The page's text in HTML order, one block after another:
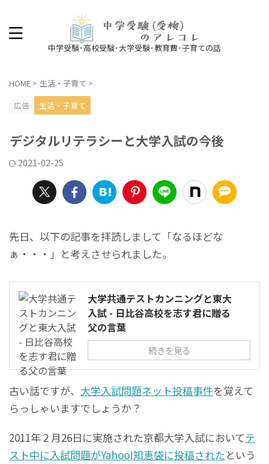
中学受験･高校受験･大学受験･教育費･子育ての話
HOME > 生活・子育て >
広告
生活・子育て
デジタルリテラシーと大学入試の今後
2021-02-25
先日、以下の記事を拝読しまして「なるほどな
ぁ・・・」と考えさせられました。
大学共通テストカンニングと東大
入試 - 日比谷高校を志す君に贈る
父の言葉
続きを見る
古い話ですが、 大学入試問題ネット投稿事件を覚えて
らっしゃいますでしょうか？
2011年２月26日に実施された京都大学入試においてテ
スト中に入試問題がYahoo!知恵袋に投稿されたという